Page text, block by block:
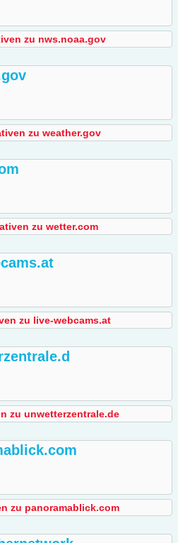
zu nws.noaa.gov
zu weather.gov
zu wetter.com
zu live-webcams.at
zu unwetterzentrale.de
zu panoramablick.com